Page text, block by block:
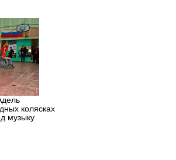
колясках
музыку